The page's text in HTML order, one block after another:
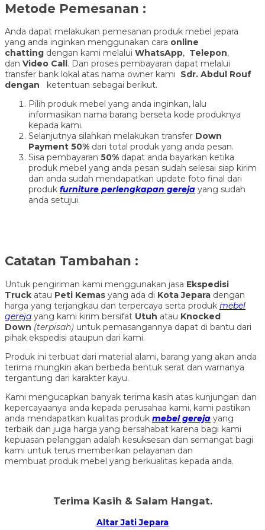
Metode Pemesanan :
Anda dapat melakukan pemesanan produk mebel jepara
yang anda inginkan menggunakan cara online
chatting dengan kami melalui WhatsApp, Telepon,
dan Video Call. Dan proses pembayaran dapat melalui
transfer bank lokal atas nama owner kami Sdr. Abdul Rouf
dengan ketentuan sebagai berikut.
Pilih produk mebel yang anda inginkan, lalu
informasikan nama barang berseta kode produknya
kepada kami.
Selanjutnya silahkan melakukan transfer Down
Payment 50% dari total produk yang anda pesan.
Sisa pembayaran 50% dapat anda bayarkan ketika
produk mebel yang anda pesan sudah selesai siap kirim
dan anda sudah mendapatkan update foto final dari
produk furniture perlengkapan gereja yang sudah
anda setujui.
Catatan Tambahan :
Untuk pengiriman kami menggunakan jasa Ekspedisi
Truck atau Peti Kemas yang ada di Kota Jepara dengan
harga yang terjangkau dan terpercaya serta produk mebel
gereja yang kami kirim bersifat Utuh atau Knocked
Down (terpisah) untuk pemasangannya dapat di bantu dari
pihak ekspedisi ataupun dari kami.
Produk ini terbuat dari material alami, barang yang akan anda
terima mungkin akan berbeda bentuk serat dan warnanya
tergantung dari karakter kayu.
Kami mengucapkan banyak terima kasih atas kunjungan dan
kepercayaanya anda kepada perusahaa kami, kami pastikan
anda mendapatkan kualitas produk mebel gereja yang
terbaik dan juga harga yang bersahabat karena bagi kami
kepuasan pelanggan adalah kesuksesan dan semangat bagi
kami untuk terus memberikan pelayanan dan
membuat produk mebel yang berkualitas kepada anda.
Terima Kasih & Salam Hangat.
Altar Jati Jepara